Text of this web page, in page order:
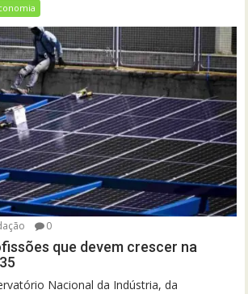
0
que devem crescer na
Nacional da Indústria, da